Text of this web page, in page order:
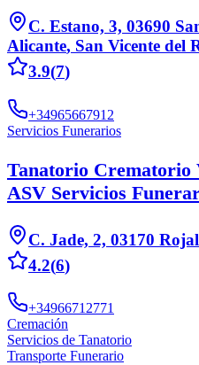
C. Estano, 3, 03690
Alicante, San Vicente del
3.9(7)
+34965667912
Servicios Funerarios
Tanatorio Crematorio
ASV Servicios
C. Jade, 2, 03170
4.2(6)
+34966712771
Cremación
Servicios de Tanatorio
Transporte Funerario